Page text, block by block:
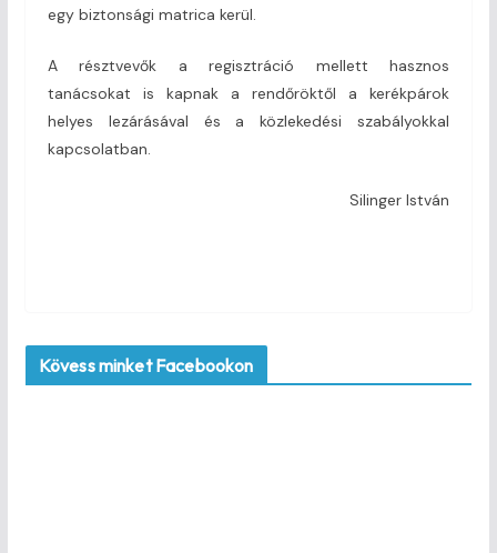
egy biztonsági matrica kerül.
A résztvevők a regisztráció mellett hasznos
tanácsokat is kapnak a rendőröktől a kerékpárok
helyes lezárásával és a közlekedési szabályokkal
kapcsolatban.
Silinger István
Kövess minket Facebookon